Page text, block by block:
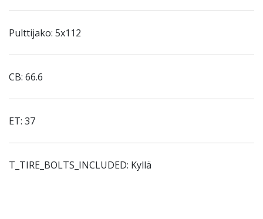
Pulttijako: 5x112
CB: 66.6
ET: 37
T_TIRE_BOLTS_INCLUDED: Kyllä